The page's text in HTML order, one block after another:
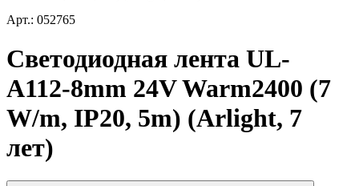
Арт.: 052765
Светодиодная лента UL-
A112-8mm 24V Warm2400 (7
W/m, IP20, 5m) (Arlight, 7
лет)